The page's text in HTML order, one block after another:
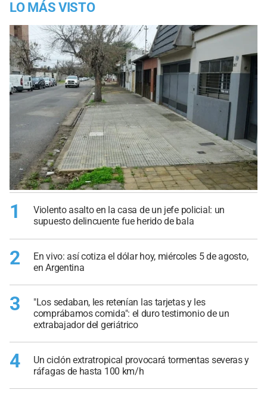
LO MÁS VISTO
1
Violento asalto en la casa de un jefe policial: un
supuesto delincuente fue herido de bala
2
En vivo: así cotiza el dólar hoy, miércoles 5 de agosto,
en Argentina
3
"Los sedaban, les retenían las tarjetas y les
comprábamos comida": el duro testimonio de un
extrabajador del geriátrico
4
Un ciclón extratropical provocará tormentas severas y
ráfagas de hasta 100 km/h